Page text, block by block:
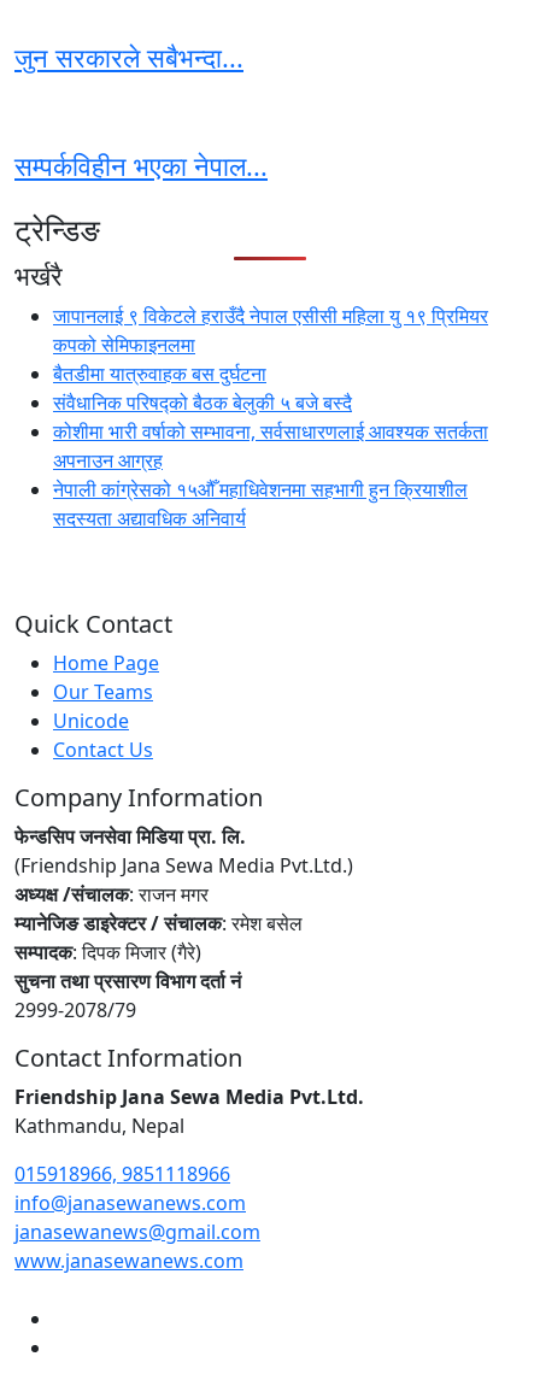
जुन सरकारले सबैभन्दा...
सम्पर्कविहीन भएका नेपाल...
ट्रेन्डिङ
भर्खरै
जापानलाई ९ विकेटले हराउँदै नेपाल एसीसी महिला यु १९ प्रिमियर
कपको सेमिफाइनलमा
बैतडीमा यात्रुवाहक बस दुर्घटना
संवैधानिक परिषद्को बैठक बेलुकी ५ बजे बस्दै
कोशीमा भारी वर्षाको सम्भावना, सर्वसाधारणलाई आवश्यक सतर्कता
अपनाउन आग्रह
नेपाली कांग्रेसको १५औँ महाधिवेशनमा सहभागी हुन क्रियाशील
सदस्यता अद्यावधिक अनिवार्य
Quick Contact
Home Page
Our Teams
Unicode
Contact Us
Company Information
फेन्डसिप जनसेवा मिडिया प्रा. लि.
(Friendship Jana Sewa Media Pvt.Ltd.)
अध्यक्ष /संचालक: राजन मगर
म्यानेजिङ डाइरेक्टर / संचालक: रमेश बसेल
सम्पादक: दिपक मिजार (गैरे)
सुचना तथा प्रसारण विभाग दर्ता नं
2999-2078/79
Contact Information
Friendship Jana Sewa Media Pvt.Ltd.
Kathmandu, Nepal
015918966, 9851118966
info@janasewanews.com
janasewanews@gmail.com
www.janasewanews.com